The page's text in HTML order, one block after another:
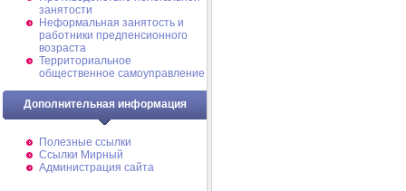
занятости
Неформальная занятость и
работники предпенсионного
возраста
Территориальное
общественное самоуправление
Дополнительная информация
Полезные ссылки
Ссылки Мирный
Администрация сайта